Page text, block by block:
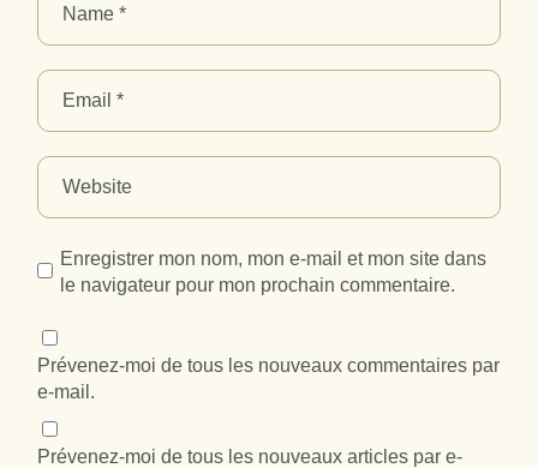
Enregistrer mon nom, mon e-mail et mon site dans
le navigateur pour mon prochain commentaire.
Prévenez-moi de tous les nouveaux commentaires par
e-mail.
Prévenez-moi de tous les nouveaux articles par e-